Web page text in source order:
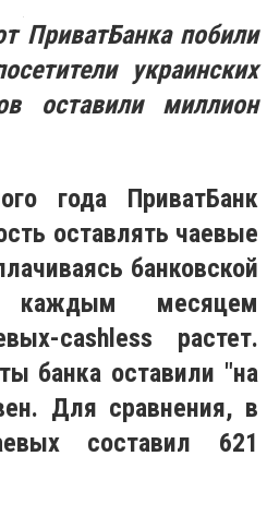
ПриватБанка побили
украинских
оставили миллион
года ПриватБанк
оставлять чаевые
банковской
месяцем
cashless растет.
банка оставили "на
Для сравнения, в
составил 621